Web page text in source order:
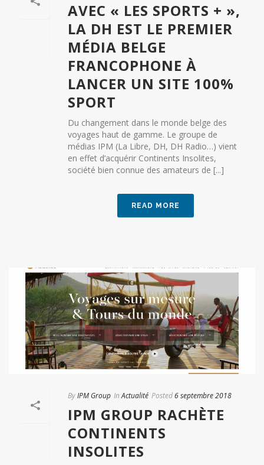
AVEC « LES SPORTS + »,
LA DH EST LE PREMIER
MÉDIA BELGE
FRANCOPHONE À
LANCER UN SITE 100%
SPORT
Du changement dans le monde belge des
voyages haut de gamme. Le groupe de
médias IPM (La Libre, DH, DH Radio…) vient
en effet d’acquérir Continents Insolites,
société bien connue des amateurs de [...]
READ MORE
ByIPM Group In Actualité Posted6 septembre 2018
IPM GROUP RACHÈTE
CONTINENTS
INSOLITES